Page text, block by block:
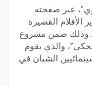
عبر صفحته
القصيرة
وذلك ضمن مشروع
والذي يقوم
الشبان في